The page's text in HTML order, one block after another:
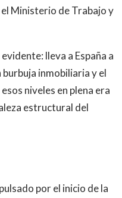
Ministerio de Trabajo y
lleva a España a
inmobiliaria y el
niveles en plena era
estructural del
por el inicio de la